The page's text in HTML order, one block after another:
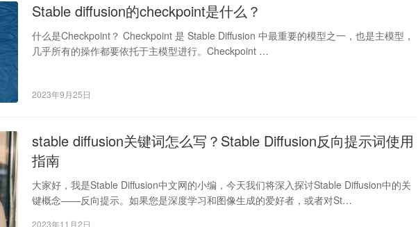
Stable diffusion的checkpoint是什么？
什么是Checkpoint？ Checkpoint 是 Stable Diffusion 中最重要的模型之一，也是主模型，
几乎所有的操作都要依托于主模型进行。Checkpoint …
2023年9月25日
stable diffusion关键词怎么写？Stable Diffusion反向提示词使用
指南
大家好，我是Stable Diffusion中文网的小编，今天我们将深入探讨Stable Diffusion中的关
键概念——反向提示。如果您是深度学习和图像生成的爱好者，或者对St…
2023年11月2日